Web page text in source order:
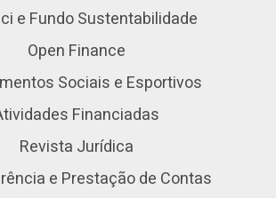
e Fundo Sustentabilidade
Open Finance
Sociais e Esportivos
Financiadas
Revista Jurídica
e Prestação de Contas